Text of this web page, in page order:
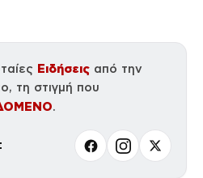
Ειδήσεις από την
τη στιγμή που
.